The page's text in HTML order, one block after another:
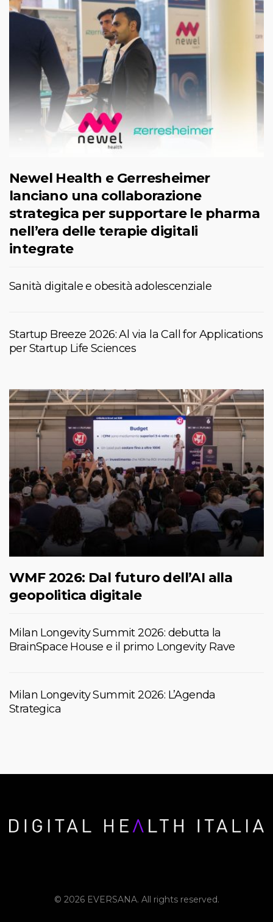
Newel Health e Gerresheimer
lanciano una collaborazione
strategica per supportare le pharma
nell’era delle terapie digitali
integrate
Sanità digitale e obesità adolescenziale
Startup Breeze 2026: Al via la Call for Applications
per Startup Life Sciences
WMF 2026: Dal futuro dell’AI alla
geopolitica digitale
Milan Longevity Summit 2026: debutta la
BrainSpace House e il primo Longevity Rave
Milan Longevity Summit 2026: L’Agenda
Strategica
© 2026 EVERSANA. All rights reserved.